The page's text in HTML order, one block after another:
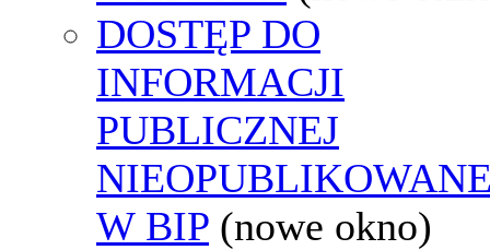
DOSTĘP DO
INFORMACJI
PUBLICZNEJ
W BIP (nowe okno)